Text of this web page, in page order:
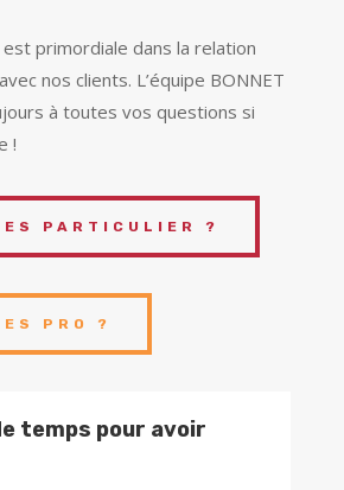
primordiale dans la relation
nos clients. L’équipe BONNET
à toutes vos questions si
!
PARTICULIER ?
PRO ?
temps pour avoir